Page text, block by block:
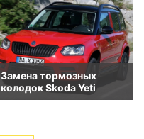
Замена тормозных
колодок Skoda Yeti